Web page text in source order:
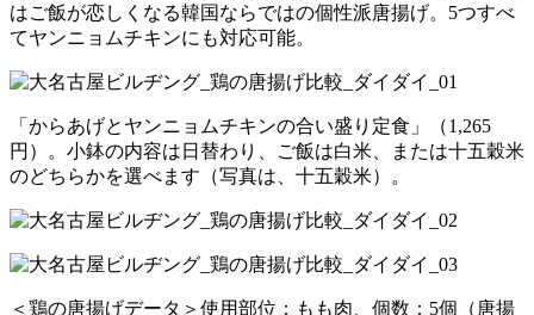
はご飯が恋しくなる韓国ならではの個性派唐揚げ。5つすべ
てヤンニョムチキンにも対応可能。
「からあげとヤンニョムチキンの合い盛り定食」（1,265
円）。小鉢の内容は日替わり、ご飯は白米、または十五穀米
のどちらかを選べます（写真は、十五穀米）。
＜鶏の唐揚げデータ＞使用部位：もも肉、個数：5個（唐揚